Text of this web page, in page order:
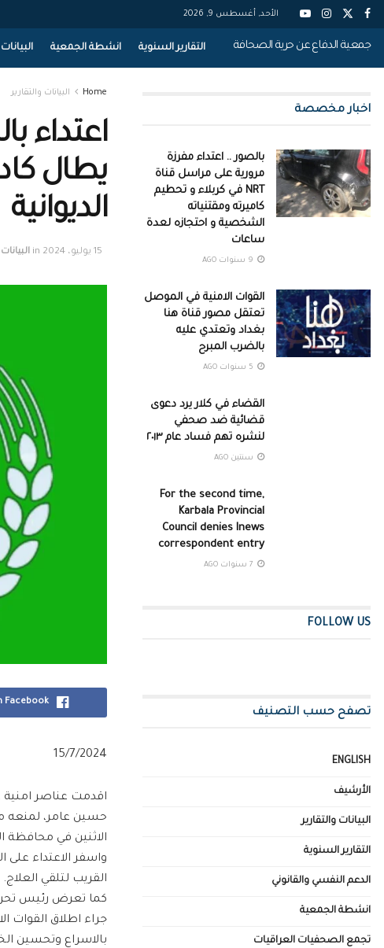
الأحد, أغسطس 9, 2026
جمعية الدفاع عن حرية الصحافة التقارير السنوية انشطة الجمعية
Home البيانات والتقارير
اعتداء
يطال
الديوانية
15 يوليو، 2024 in
Facebook
15/7/2024
اقدمت عناصر امنية
حسين عامر، لمنعه
الاثنين في محافظة
واسفر الاعتداء
القريب لتلقي العلاج.
كما تعرض رئيس
جراء اطلاق القوات
بالاسراع وتحسين
اخبار مخصصة
بالصور .. اعتداء مفرزة
مرورية على مراسل قناة
NRT في كربلاء و تحطيم
كاميرته ومقتنياته
الشخصية و احتجازه لعدة
ساعات
القوات الامنية في الموصل
تعتقل مصور قناة هنا
بغداد وتعتدي عليه
بالضرب المبرح
القضاء في كلار يرد دعوى
قضائية ضد صحفي
لنشره تهم فساد عام ٢٠١٣
سنتين AGO
For the second time,
Karbala Provincial
Council denies Inews
correspondent entry
FOLLOW US
تصفح حسب التصنيف
ENGLISH
الأرشيف
البيانات والتقارير
التقارير السنوية
الدعم النفسي والقانوني
انشطة الجمعية
تجمع الصحفيات العراقيات